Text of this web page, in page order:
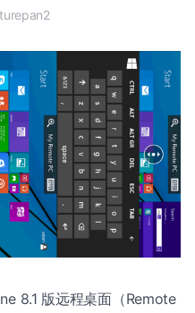
8.1 版远程桌面（Remote